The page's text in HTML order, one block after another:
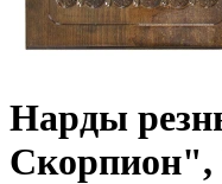
Нарды
Скорпион",